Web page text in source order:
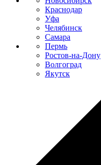
Краснодар
Уфа
Челябинск
Самара
Пермь
Ростов-на-Дону
Волгоград
Якутск